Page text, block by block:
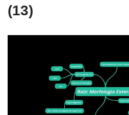
(13)